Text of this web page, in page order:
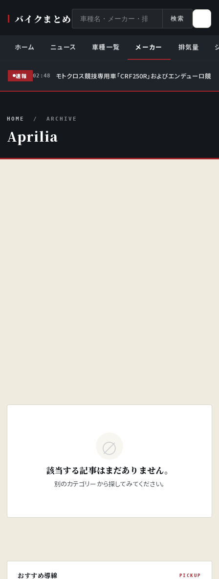
バイクまとめ
イ
内
索
検索
ホーム ニュース 車種一覧 メーカー 排気量
速報 02:48 モトクロス競技専用車「CRF250R」およびエンデューロ競
HOME / ARCHIVE
Aprilia
∅
該当する記事はまだありません。
別のカテゴリーから探してみてください。
おすすめ導線 PICKUP